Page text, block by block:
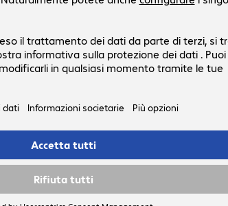
Cavo DisplayPort ARTICONA 1 m
Codice prodotto:
Codice produttore:
Porte
DisplayPort | DisplayPort
Particolarità:guaina in tessuto, connettore in metallo
Risoluzione (fino a):7.680 x 4.320 pixel a 60 Hz